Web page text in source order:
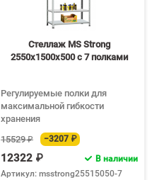
Стеллаж MS Strong
2550х1500х500 c 7 полками
Регулируемые полки для
максимальной гибкости
хранения
15529 ₽
−3207 ₽
12322 ₽
В наличии
Артикул: msstrong25515050-7